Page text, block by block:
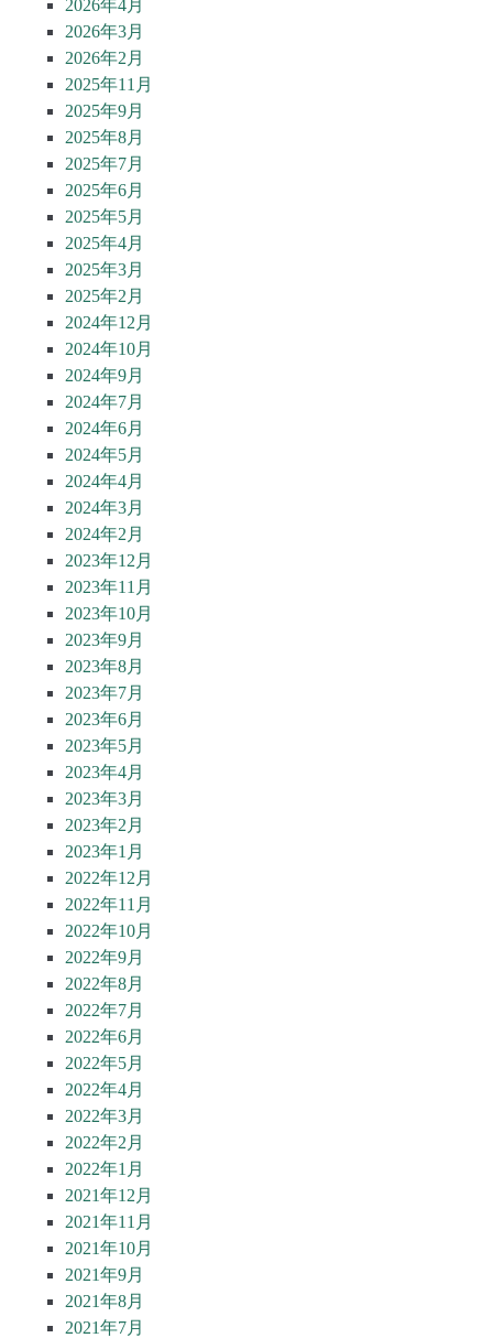
2026年4月
2026年3月
2026年2月
2025年11月
2025年9月
2025年8月
2025年7月
2025年6月
2025年5月
2025年4月
2025年3月
2025年2月
2024年12月
2024年10月
2024年9月
2024年7月
2024年6月
2024年5月
2024年4月
2024年3月
2024年2月
2023年12月
2023年11月
2023年10月
2023年9月
2023年8月
2023年7月
2023年6月
2023年5月
2023年4月
2023年3月
2023年2月
2023年1月
2022年12月
2022年11月
2022年10月
2022年9月
2022年8月
2022年7月
2022年6月
2022年5月
2022年4月
2022年3月
2022年2月
2022年1月
2021年12月
2021年11月
2021年10月
2021年9月
2021年8月
2021年7月